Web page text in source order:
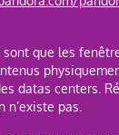
sont que les
datas centers.
pas.